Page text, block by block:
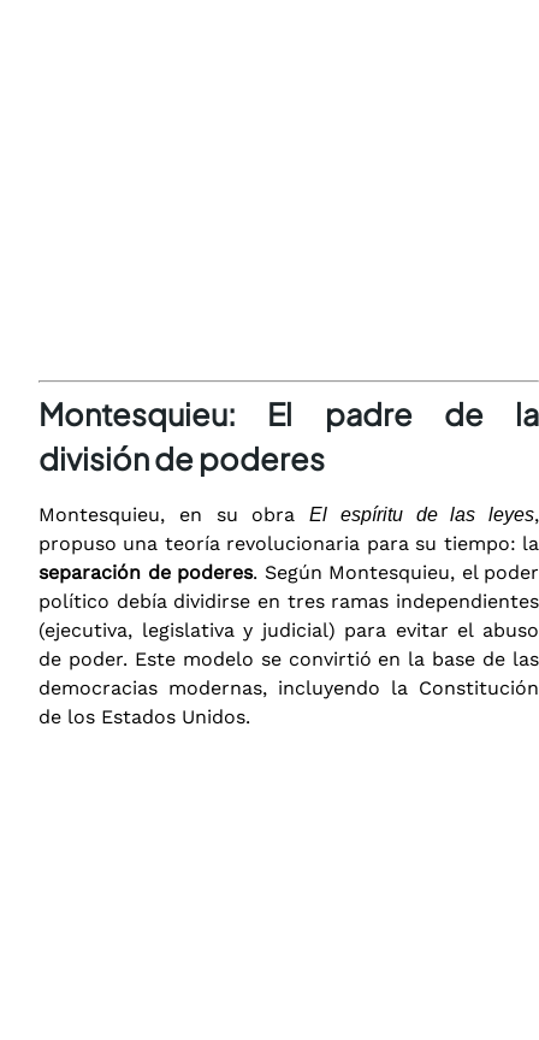
Montesquieu: El padre de la
división de poderes
Montesquieu, en su obra El espíritu de las leyes,
propuso una teoría revolucionaria para su tiempo: la
separación de poderes. Según Montesquieu, el poder
político debía dividirse en tres ramas independientes
(ejecutiva, legislativa y judicial) para evitar el abuso
de poder. Este modelo se convirtió en la base de las
democracias modernas, incluyendo la Constitución
de los Estados Unidos.